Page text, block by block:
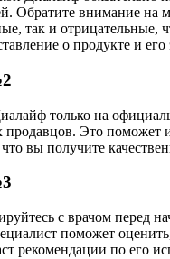
Обратите внимание на
так и отрицательные,
о продукте и
только на
продавцов. Это поможет
что вы получите
с врачом перед
поможет
рекомендации по его